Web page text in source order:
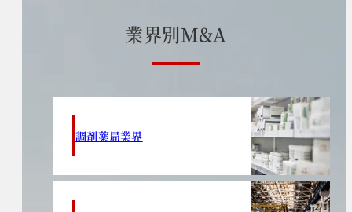
業界別M&A
調剤薬局業界